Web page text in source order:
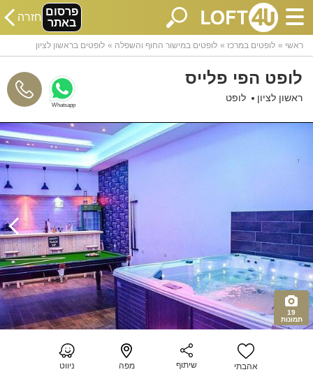
פרסום
באתר חזרה
ראשי לופטים במרכז לופטים במישור החוף והשפלה לופטים בראשון לציון
לופט הפי פלייס
ראשון לציון לופט
Whatsapp
19
תמונות
אהבתי שיתוף מפה ניווט